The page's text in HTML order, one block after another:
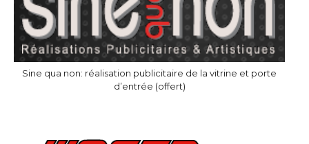
Sine qua non: réalisation publicitaire de la vitrine et porte
d’entrée (offert)